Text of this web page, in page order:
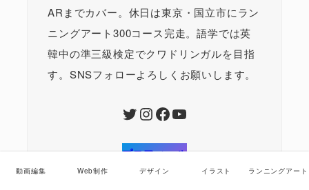
ARまでカバー。休日は東京・国立市にラン
ニングアート300コース完走。語学では英
韓中の準三級検定でクワドリンガルを目指
す。SNSフォローよろしくお願いします。
Twitter InstagramFacebook YouTube
プロフィール
動画編集 Web制作 デザイン イラスト ランニングアート